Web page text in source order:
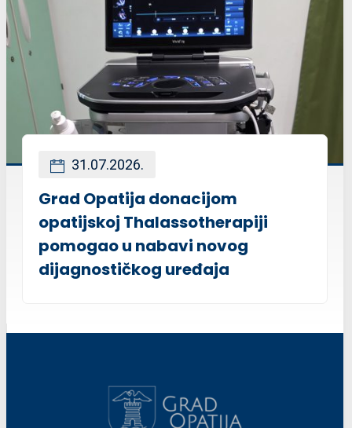
31.07.2026.
Grad Opatija donacijom
opatijskoj Thalassotherapiji
pomogao u nabavi novog
dijagnostičkog uređaja